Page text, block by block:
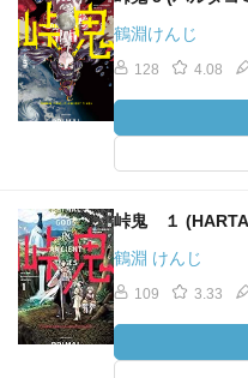
鶴淵けんじ
128 4.08
峠鬼 １ (HARTA
鶴淵 けんじ
109 3.33